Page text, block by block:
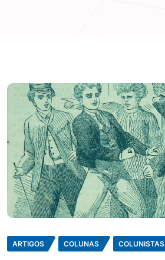
ARTIGOS COLUNAS COLUNISTAS